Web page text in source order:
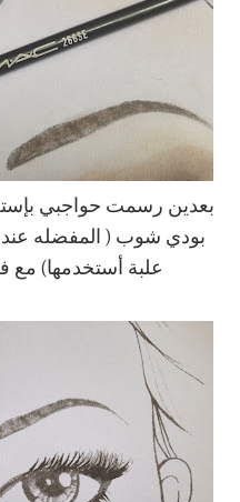
بعدين رسمت حواجبي
بودي شوب ( المفضله
علبة أستخدمها) مع فرشاه